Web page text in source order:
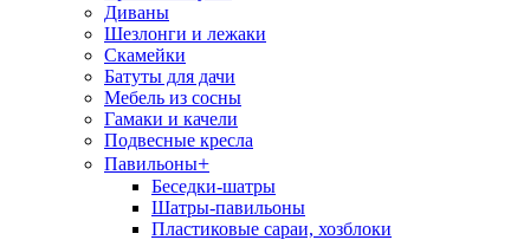
Диваны
Шезлонги и лежаки
Скамейки
Батуты для дачи
Мебель из сосны
Гамаки и качели
Подвесные кресла
Павильоны+
Беседки-шатры
Шатры-павильоны
Пластиковые сараи, хозблоки